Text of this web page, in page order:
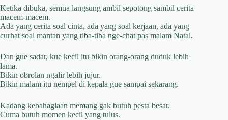
Ketika dibuka, semua langsung ambil sepotong sambil cerita
macem-macem.
Ada yang cerita soal cinta, ada yang soal kerjaan, ada yang
curhat soal mantan yang tiba-tiba nge-chat pas malam Natal.
Dan gue sadar, kue kecil itu bikin orang-orang duduk lebih
lama.
Bikin obrolan ngalir lebih jujur.
Bikin malam itu nempel di kepala gue sampai sekarang.
Kadang kebahagiaan memang gak butuh pesta besar.
Cuma butuh momen kecil yang tulus.